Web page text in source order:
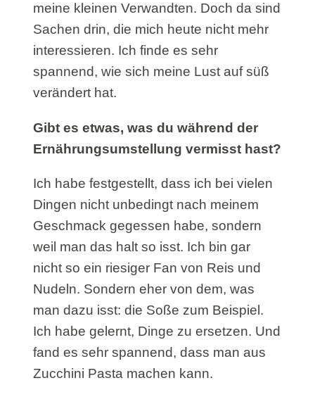
meine kleinen Verwandten. Doch da sind
Sachen drin, die mich heute nicht mehr
interessieren. Ich finde es sehr
spannend, wie sich meine Lust auf süß
verändert hat.
Gibt es etwas, was du während der
Ernährungsumstellung vermisst hast?
Ich habe festgestellt, dass ich bei vielen
Dingen nicht unbedingt nach meinem
Geschmack gegessen habe, sondern
weil man das halt so isst. Ich bin gar
nicht so ein riesiger Fan von Reis und
Nudeln. Sondern eher von dem, was
man dazu isst: die Soße zum Beispiel.
Ich habe gelernt, Dinge zu ersetzen. Und
fand es sehr spannend, dass man aus
Zucchini Pasta machen kann.